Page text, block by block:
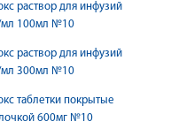
раствор для инфузий
мл 100мл №10
раствор для инфузий
мл 300мл №10
таблетки покрытые
600мг №10